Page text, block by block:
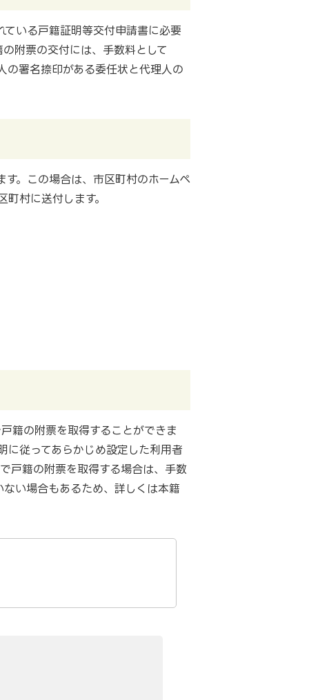
いる戸籍証明等交付申請書に必要
附票の交付には、手数料として
署名捺印がある委任状と代理人の
。この場合は、市区町村のホームペ
村に送付します。
籍の附票を取得することができま
に従ってあらかじめ設定した利用者
戸籍の附票を取得する場合は、手数
い場合もあるため、詳しくは本籍